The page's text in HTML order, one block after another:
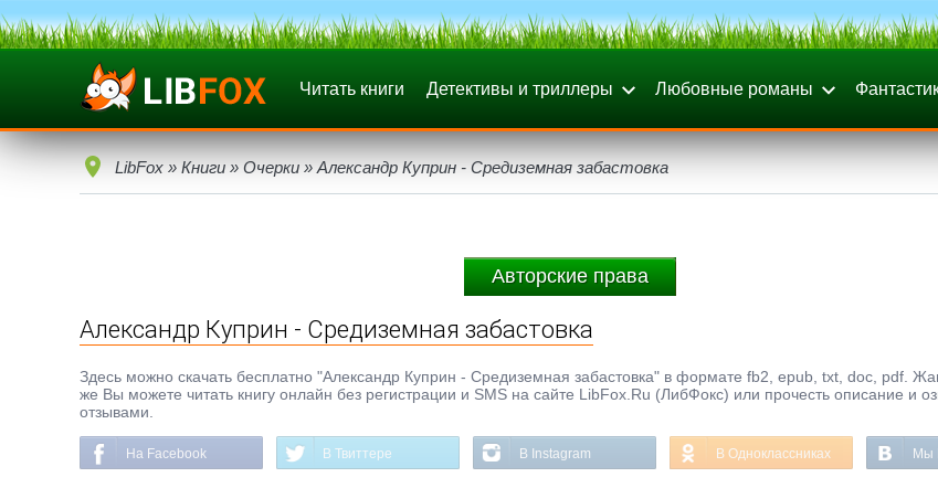
Читать книги Детективы и триллеры Любовные романы
LibFox » Книги » Очерки » Александр Куприн - Средиземная забастовка
Авторские права
Александр Куприн - Средиземная забастовка
Здесь можно скачать бесплатно "Александр Куприн - Средиземная забастовка" в формате fb2, epub, txt, doc, pdf.
же Вы можете читать книгу онлайн без регистрации и SMS на сайте LibFox.Ru (ЛибФокс) или прочесть описание и
отзывами.
На Facebook В Твиттере В Instagram В Одноклассниках Мы